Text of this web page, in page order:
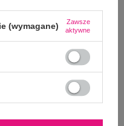
(wymagane)
Zawsze
aktywne